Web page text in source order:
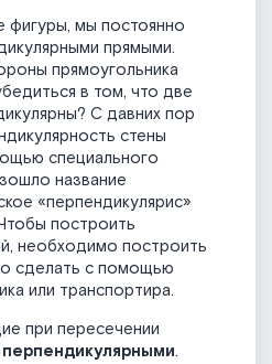
фигуры, мы постоянно
прямыми.
прямоугольника
в том, что две
С давних пор
стены
специального
название
«перпендикулярис»
построить
необходимо построить
сделать с помощью
или транспортира.
при пересечении
перпендикулярными.